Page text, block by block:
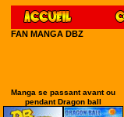
FAN MANGA DBZ
Manga se passant avant ou
pendant Dragon ball